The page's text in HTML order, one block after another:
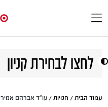
לחצו לבחירת קניון
עמוד הבית / חנויות / עו"ד אברהם אמיר